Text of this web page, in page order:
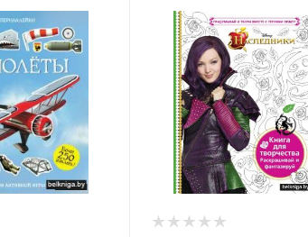
Автор
Фиона Уотт